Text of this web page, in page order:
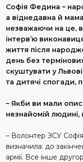
Софія Федина –
а віднедавна й
незважаючи на це,
інтерв’ю
життя після
день без
скуштувати у
та дитячі спогади,
– Якби ви мали
незнайомій
– Волонтер ЗСУ
визначила: до
армії. Все інше